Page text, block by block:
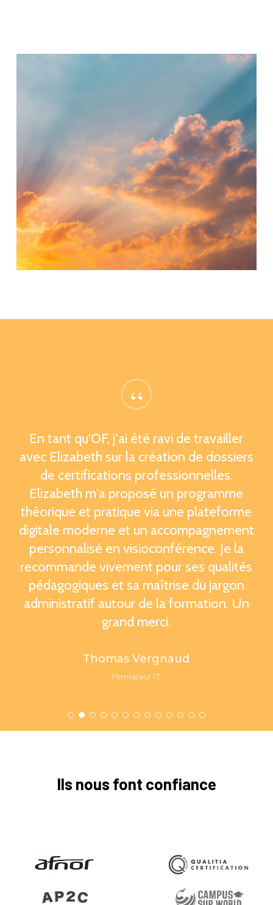
“
En tant qu'OF, j'ai été ravi de travailler
avec Elizabeth sur la création de dossiers
de certifications professionnelles.
Elizabeth m'a proposé un programme
théorique et pratique via une plateforme
digitale moderne et un accompagnement
personnalisé en visioconférence. Je la
recommande vivement pour ses qualités
pédagogiques et sa maîtrise du jargon
administratif autour de la formation. Un
grand merci.
Thomas Vergnaud
Formateur IT
Ils nous font confiance